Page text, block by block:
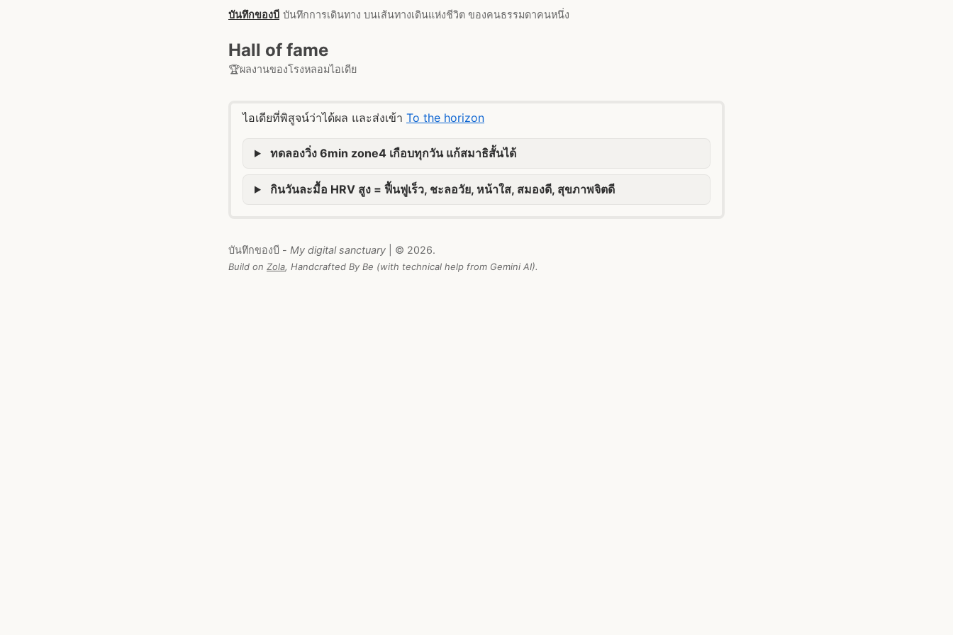
บันทึกของบี บันทึกการเดินทาง บนเส้นทางเดินแห่งชีวิต ของคนธรรมดาคนหนึ่ง
Hall of fame
🏆ผลงานของโรงหลอมไอเดีย
ไอเดียที่พิสูจน์ว่าได้ผล และส่งเข้า To the horizon
ทดลองวิ่ง 6min zone4 เกือบทุกวัน แก้สมาธิสั้นได้
กินวันละมื้อ HRV สูง = ฟื้นฟูเร็ว, ชะลอวัย, หน้าใส, สมองดี, สุขภาพจิตดี
บันทึกของบี - My digital sanctuary | © 2026.
Build on Zola, Handcrafted By Be (with technical help from Gemini AI).